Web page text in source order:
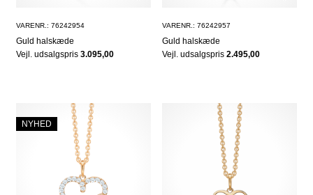
VARENR.: 76242954
Guld halskæde
Vejl. udsalgspris 3.095,00
VARENR.: 76242957
Guld halskæde
Vejl. udsalgspris2.495,00
NYHED